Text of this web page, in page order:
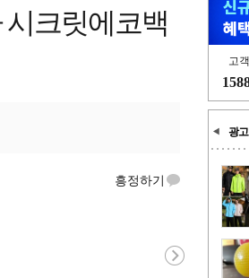
고
광고
시크릿에코백
흥정하기